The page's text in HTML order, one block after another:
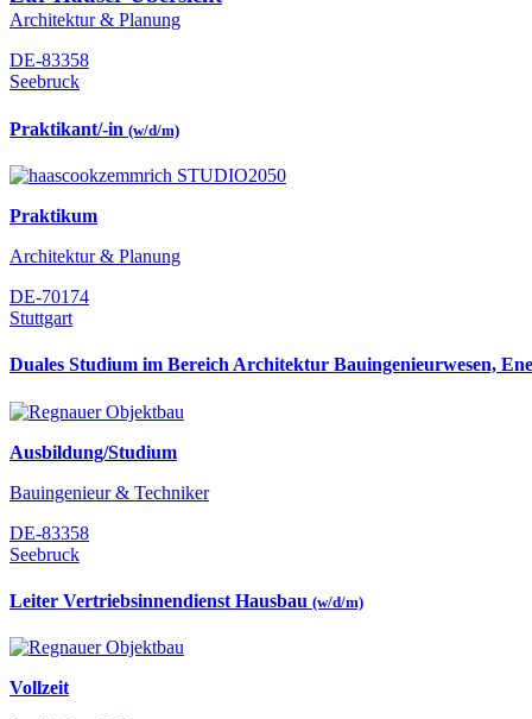
Architektur & Planung
DE-83358
Seebruck
Praktikant/-in (w/d/m)
Praktikum
Architektur & Planung
DE-70174
Stuttgart
Duales Studium im Bereich Architektur Bauingenieurwesen,
Ausbildung/Studium
Bauingenieur & Techniker
DE-83358
Seebruck
Leiter Vertriebsinnendienst Hausbau (w/d/m)
Vollzeit